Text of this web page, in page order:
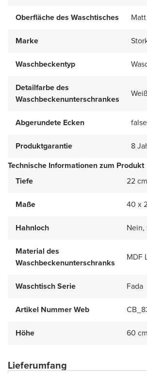
Oberfläche des Waschtisches Matt
Marke
Waschbeckentyp
Detailfarbe des
Waschbeckenunterschrankes
Abgerundete Ecken false
Produktgarantie
8
Technische Informationen zum Produkt
Tiefe
22 cm
Maße 40 x
Hahnloch Nein,
Material des
Waschbeckenunterschranks
MDF
Waschtisch Serie Fada
Artikel Nummer Web
Höhe 60 cm
Lieferumfang